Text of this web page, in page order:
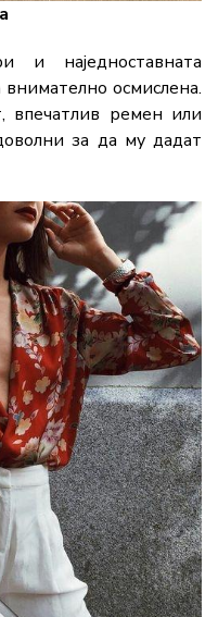
и наједноставната
осмислена.
впечатлив ремен или
за да му дадат